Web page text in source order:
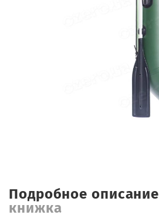
Подробное описание
книжка